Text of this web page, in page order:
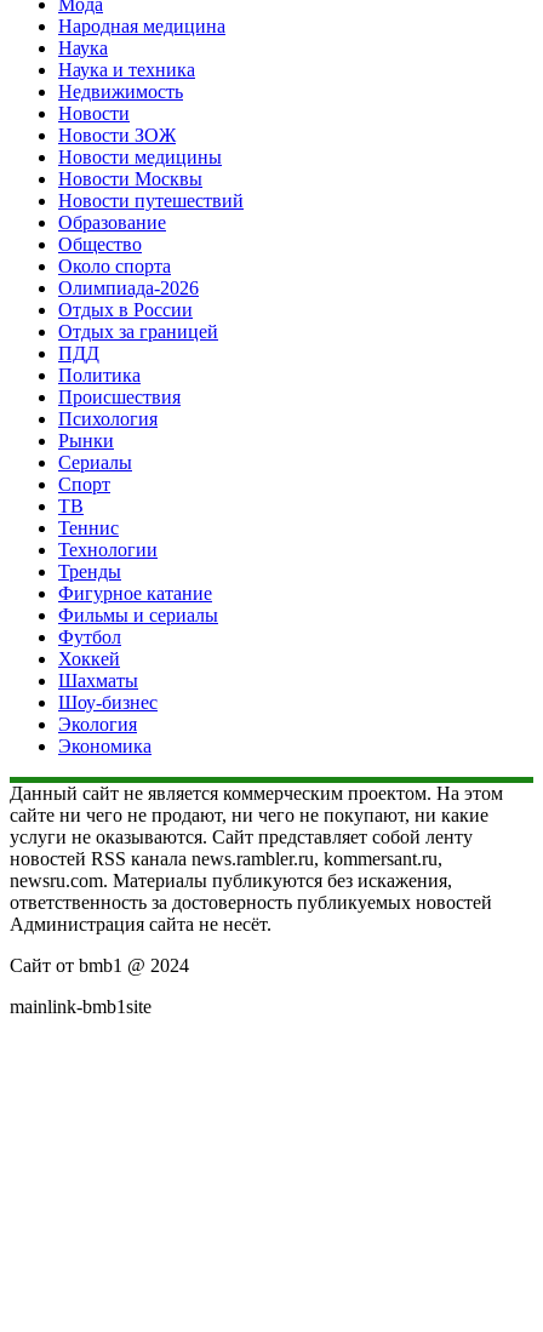
Народная медицина
Наука
Наука и техника
Недвижимость
Новости
Новости ЗОЖ
Новости медицины
Новости Москвы
Новости путешествий
Образование
Общество
Около спорта
Олимпиада-2026
Отдых в России
Отдых за границей
ПДД
Политика
Происшествия
Психология
Рынки
Сериалы
Спорт
ТВ
Теннис
Технологии
Тренды
Фигурное катание
Фильмы и сериалы
Футбол
Хоккей
Шахматы
Шоу-бизнес
Экология
Экономика
Данный сайт не является коммерческим проектом. На этом
сайте ни чего не продают, ни чего не покупают, ни какие
услуги не оказываются. Сайт представляет собой ленту
новостей RSS канала news.rambler.ru, kommersant.ru,
newsru.com. Материалы публикуются без искажения,
ответственность за достоверность публикуемых новостей
Администрация сайта не несёт.
Сайт от bmb1 @ 2024
mainlink-bmb1site